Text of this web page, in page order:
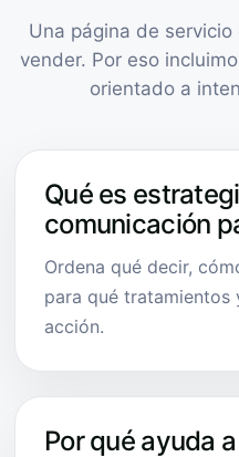
Una página de
vender. Por eso
orientado a
Qué es
comunicación
Ordena qué decir,
para qué tratamientos
acción.
Por qué ayuda